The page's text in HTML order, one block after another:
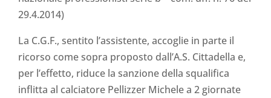
29.4.2014)
La C.G.F., sentito l’assistente, accoglie in parte il
ricorso come sopra proposto dall’A.S. Cittadella e,
per l’effetto, riduce la sanzione della squalifica
inflitta al calciatore Pellizzer Michele a 2 giornate